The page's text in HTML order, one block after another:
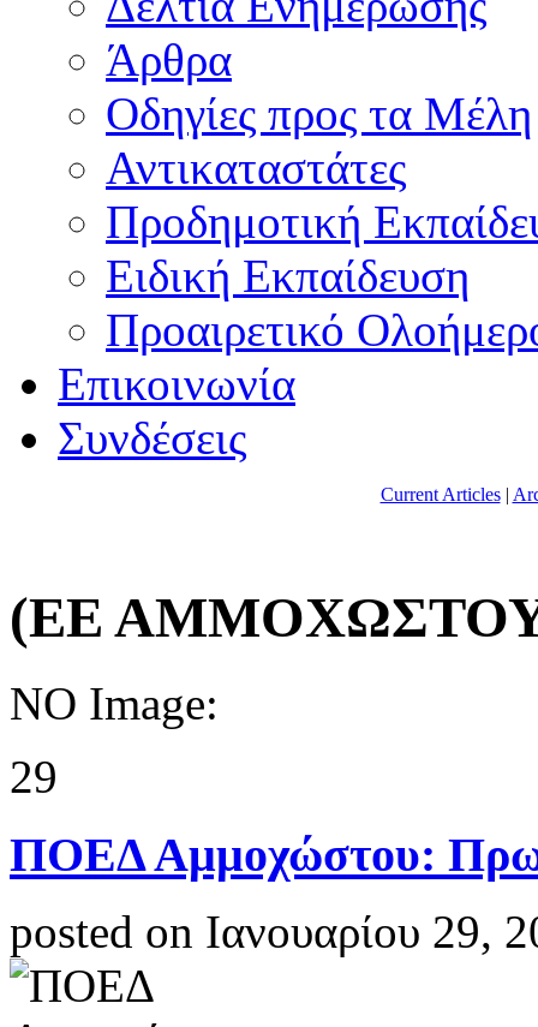
Άρθρα
Οδηγίες προς τα Μέλη
Αντικαταστάτες
Προδημοτική
Ειδική Εκπαίδευση
Προαιρετικό
Επικοινωνία
Συνδέσεις
Current Articles|
(ΕΕ
NO Image:
29
ΠΟΕΔ Αμμοχώστου:
posted on Ιανουαρίου 29,